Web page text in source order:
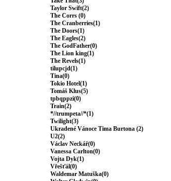
Taylor Swift(2)
The Corrs (0)
The Cranberries(1)
The Doors(1)
The Eagles(2)
The GodFather(0)
The Lion king(1)
The Revels(1)
tilupcjd(1)
Tina(0)
Tokio Hotel(1)
Tomáš Klus(5)
tpbqppzi(0)
Train(2)
*//trumpeta//*(1)
Twilight(3)
Ukradené Vánoce Tima Burtona (2)
U2(2)
Václav Neckář(0)
Vanessa Carlton(0)
Vojta Dyk(1)
Vřešťál(0)
Waldemar Matuška(0)